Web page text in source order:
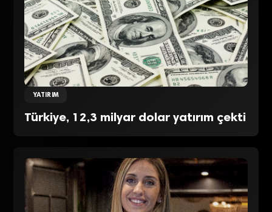
YATIRIM
Türkiye, 12,3 milyar dolar yatırım çekti